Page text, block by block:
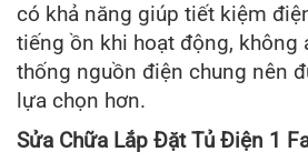
có khả năng giúp tiết kiệm
tiếng ồn khi hoạt động, không
thống nguồn điện chung nên
lựa chọn hơn.
Sửa Chữa Lắp Đặt Tủ Điện 1